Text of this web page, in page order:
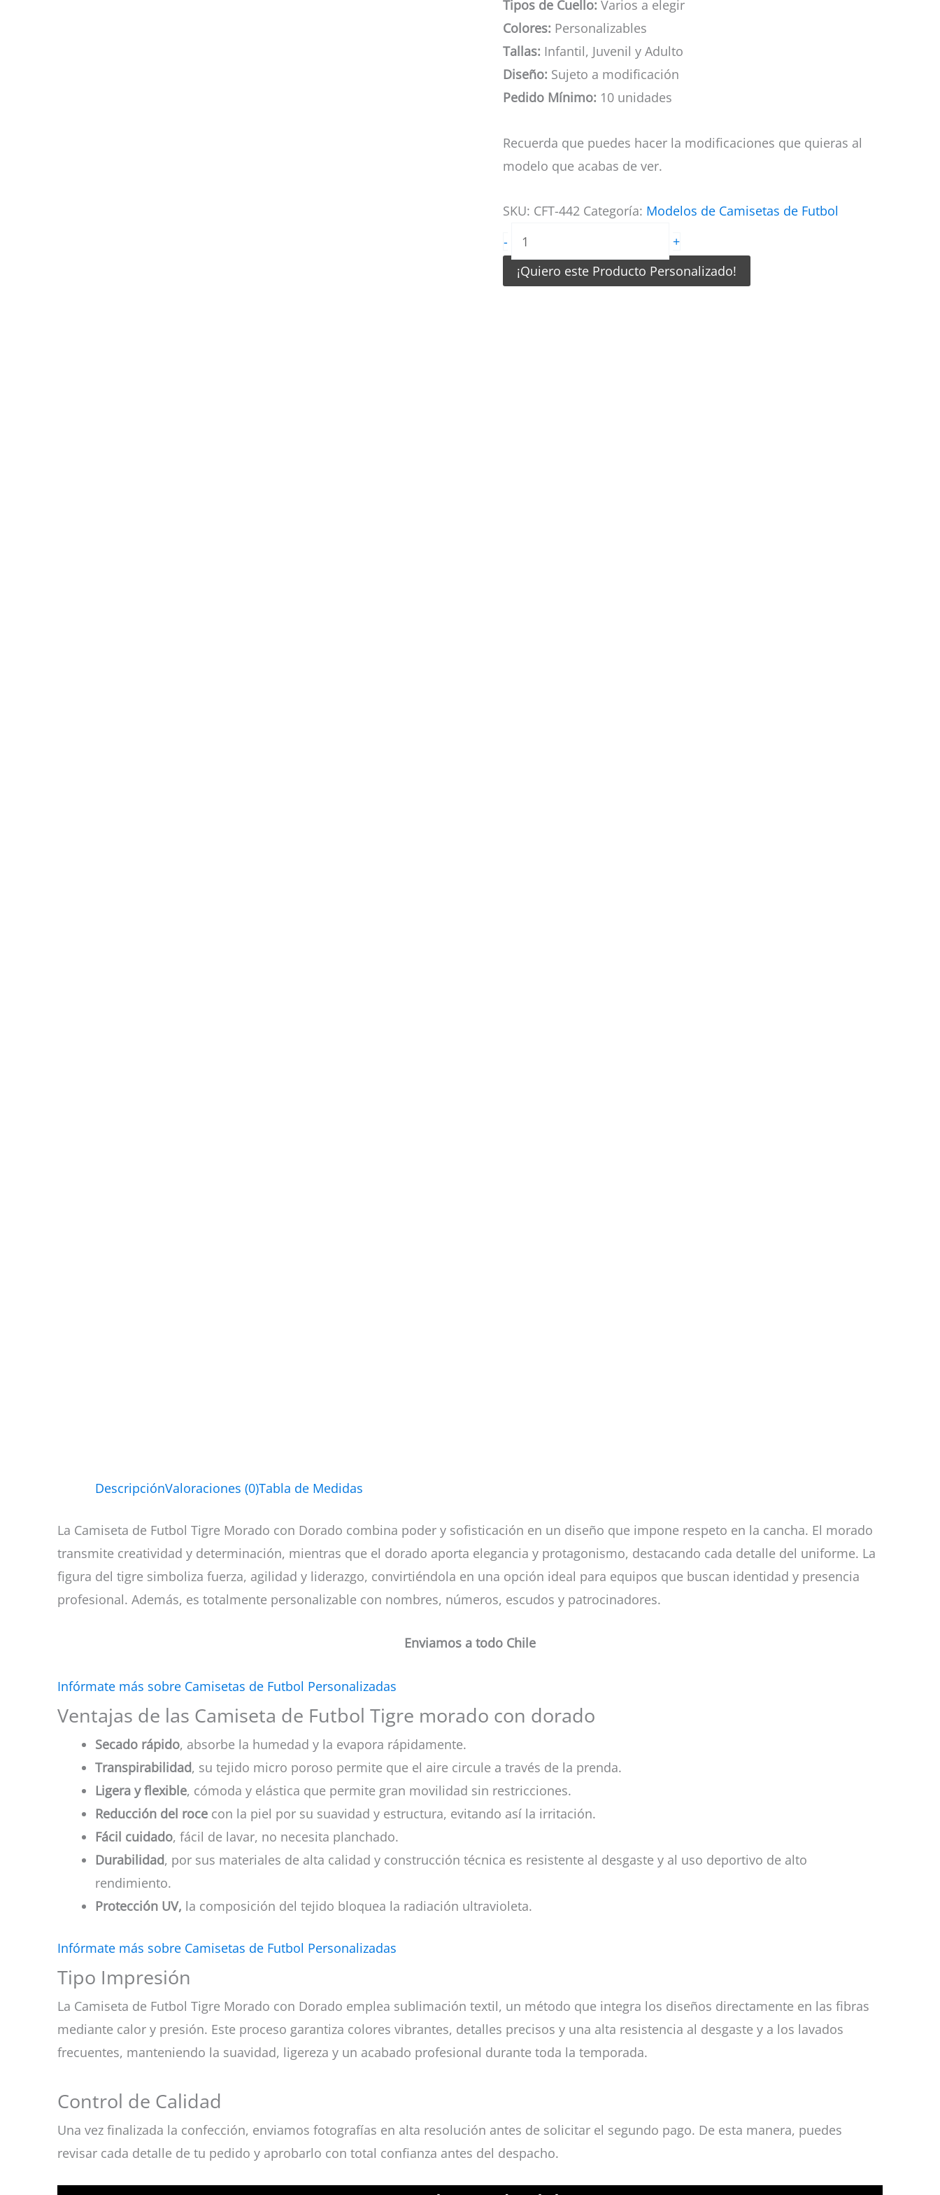
Tipos de Cuello: Varios a elegir
Colores: Personalizables
Tallas: Infantil, Juvenil y Adulto
Diseño: Sujeto a modificación
Pedido Mínimo: 10 unidades
Recuerda que puedes hacer la modificaciones que quieras al
modelo que acabas de ver.
SKU: CFT-442 Categoría: Modelos de Camisetas de Futbol
-
Camiseta
de
Futbol
+
¡Quiero este Producto Personalizado!
DescripciónValoraciones (0)Tabla de Medidas
La Camiseta de Futbol Tigre Morado con Dorado combina poder y sofisticación en un diseño que impone respeto en la cancha. El morado
transmite creatividad y determinación, mientras que el dorado aporta elegancia y protagonismo, destacando cada detalle del uniforme. La
figura del tigre simboliza fuerza, agilidad y liderazgo, convirtiéndola en una opción ideal para equipos que buscan identidad y presencia
profesional. Además, es totalmente personalizable con nombres, números, escudos y patrocinadores.
Enviamos a todo Chile
Infórmate más sobre Camisetas de Futbol Personalizadas
Ventajas de las Camiseta de Futbol Tigre morado con dorado
Secado rápido, absorbe la humedad y la evapora rápidamente.
Transpirabilidad, su tejido micro poroso permite que el aire circule a través de la prenda.
Ligera y flexible, cómoda y elástica que permite gran movilidad sin restricciones.
Reducción del roce con la piel por su suavidad y estructura, evitando así la irritación.
Fácil cuidado, fácil de lavar, no necesita planchado.
Durabilidad, por sus materiales de alta calidad y construcción técnica es resistente al desgaste y al uso deportivo de alto
rendimiento.
Protección UV, la composición del tejido bloquea la radiación ultravioleta.
Infórmate más sobre Camisetas de Futbol Personalizadas
Tipo Impresión
La Camiseta de Futbol Tigre Morado con Dorado emplea sublimación textil, un método que integra los diseños directamente en las fibras
mediante calor y presión. Este proceso garantiza colores vibrantes, detalles precisos y una alta resistencia al desgaste y a los lavados
frecuentes, manteniendo la suavidad, ligereza y un acabado profesional durante toda la temporada.
Control de Calidad
Una vez finalizada la confección, enviamos fotografías en alta resolución antes de solicitar el segundo pago. De esta manera, puedes
revisar cada detalle de tu pedido y aprobarlo con total confianza antes del despacho.